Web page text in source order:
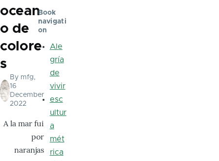
ocean
o de
colore
s
By mfg,
16
December
2022
A la mar fui
por
naranjas
Book
navigati
on
Ale
gría
de
vivir
esc
ultur
a
mét
rica